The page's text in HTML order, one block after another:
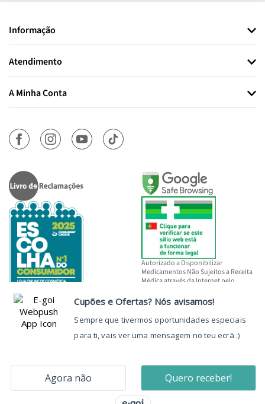
Informação
Atendimento
A Minha Conta
Autorizado a Disponibilizar
Medicamentos Não Sujeitos a Receita
Médica através da Internet pelo